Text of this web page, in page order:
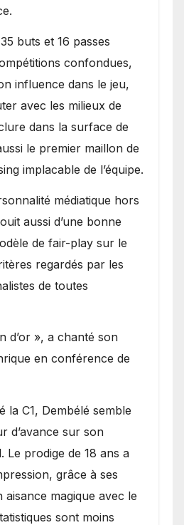
buts et 16 passes
confondues,
influence dans le jeu,
avec les milieux de
dans la surface de
le premier maillon de
implacable de l’équipe.
médiatique hors
aussi d’une bonne
de fair-play sur le
regardés par les
de toutes
d’or », a chanté son
en conférence de
la C1, Dembélé semble
d’avance sur son
Le prodige de 18 ans a
grâce à ses
magique avec le
sont moins